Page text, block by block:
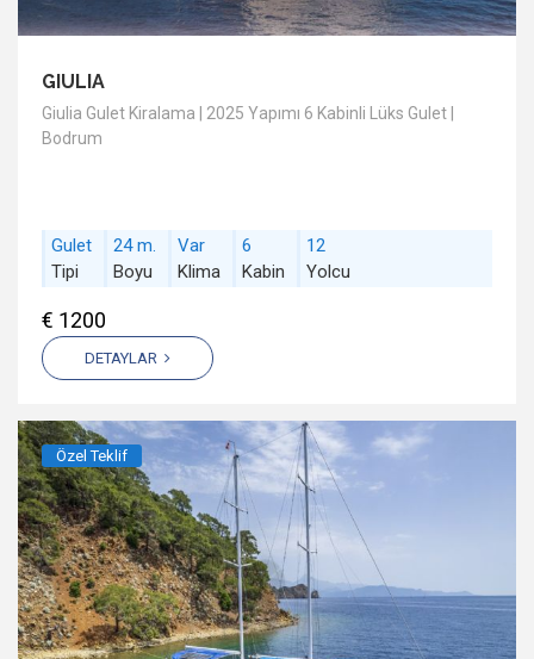
GIULIA
Giulia Gulet Kiralama | 2025 Yapımı 6 Kabinli Lüks Gulet |
Bodrum
Gulet
Tipi
24 m.
Boyu
Var
Klima
6
Kabin
12
Yolcu
€ 1200
DETAYLAR
Özel Teklif